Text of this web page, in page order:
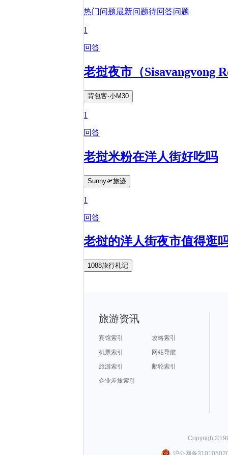
热门问题最新问题待回答问题
1
回答
老挝夜市（Sisavangvong
背包客·小M30
1
回答
老挝米粉在洋人街好吃吗
Sunny🛫旅迹
1
回答
老挝的洋人街夜市值得逛
1088旅行札记
旅游资讯
宾馆索引
攻略索引
机票索引
网站导航
旅游索引
邮轮索引
企业差旅索引
Copyright©